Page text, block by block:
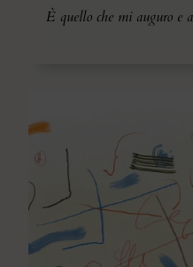
È quello che mi auguro e